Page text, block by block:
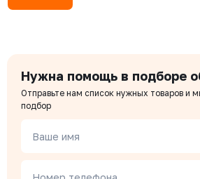
Нужна помощь в подборе
Отправьте нам список нужных товаров и
подбор
Ваше имя